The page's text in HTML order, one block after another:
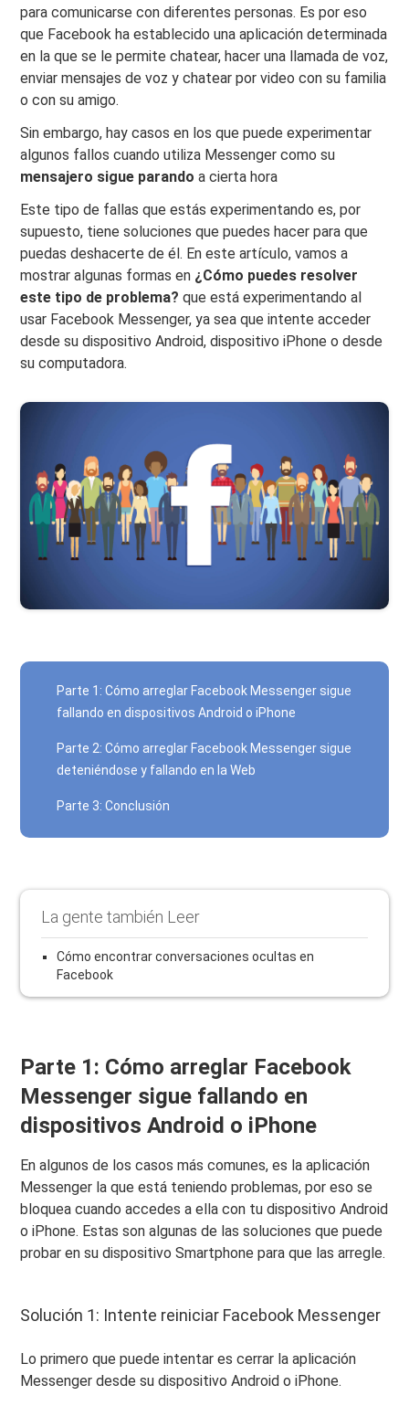
para comunicarse con diferentes personas. Es por eso
que Facebook ha establecido una aplicación determinada
en la que se le permite chatear, hacer una llamada de voz,
enviar mensajes de voz y chatear por video con su familia
o con su amigo.
Sin embargo, hay casos en los que puede experimentar
algunos fallos cuando utiliza Messenger como su
mensajero sigue parando a cierta hora
Este tipo de fallas que estás experimentando es, por
supuesto, tiene soluciones que puedes hacer para que
puedas deshacerte de él. En este artículo, vamos a
mostrar algunas formas en ¿Cómo puedes resolver
este tipo de problema? que está experimentando al
usar Facebook Messenger, ya sea que intente acceder
desde su dispositivo Android, dispositivo iPhone o desde
su computadora.
Parte 1: Cómo arreglar Facebook Messenger sigue
fallando en dispositivos Android o iPhone
Parte 2: Cómo arreglar Facebook Messenger sigue
deteniéndose y fallando en la Web
Parte 3: Conclusión
La gente también Leer
Cómo encontrar conversaciones ocultas en
Facebook
Parte 1: Cómo arreglar Facebook
Messenger sigue fallando en
dispositivos Android o iPhone
En algunos de los casos más comunes, es la aplicación
Messenger la que está teniendo problemas, por eso se
bloquea cuando accedes a ella con tu dispositivo Android
o iPhone. Estas son algunas de las soluciones que puede
probar en su dispositivo Smartphone para que las arregle.
Solución 1: Intente reiniciar Facebook Messenger
Lo primero que puede intentar es cerrar la aplicación
Messenger desde su dispositivo Android o iPhone.